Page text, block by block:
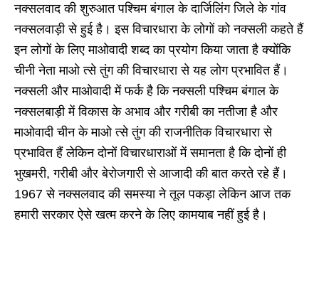
नक्सलवाद की शुरुआत पश्चिम बंगाल के दार्जिलिंग जिले के गांव
नक्सलवाड़ी से हुई है। इस विचारधारा के लोगों को नक्सली कहते हैं
इन लोगों के लिए माओवादी शब्द का प्रयोग किया जाता है क्योंकि
चीनी नेता माओ त्से तुंग की विचारधारा से यह लोग प्रभावित हैं।
नक्सली और माओवादी में फर्क है कि नक्सली पश्चिम बंगाल के
नक्सलबाड़ी में विकास के अभाव और गरीबी का नतीजा है और
माओवादी चीन के माओ त्से तुंग की राजनीतिक विचारधारा से
प्रभावित हैं लेकिन दोनों विचारधाराओं में समानता है कि दोनों ही
भुखमरी, गरीबी और बेरोजगारी से आजादी की बात करते रहे हैं।
1967 से नक्सलवाद की समस्या ने तूल पकड़ा लेकिन आज तक
हमारी सरकार ऐसे खत्म करने के लिए कामयाब नहीं हुई है।